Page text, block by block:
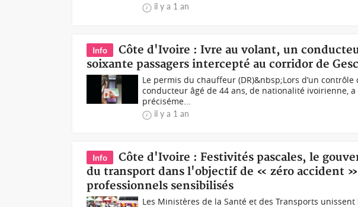
il y a 1 an
Info
Côte d'Ivoire : Ivre au volant, un
soixante passagers intercepté au corridor de
Le permis du chauffeur (DR)&nbsp;Lors d’un
conducteur âgé de 44 ans, de nationalité ivoirienne,
préciséme...
il y a 1 an
Info
Côte d'Ivoire : Festivités pascales, le
du transport dans l'objectif de « zéro accident
professionnels sensibilisés
Les Ministères de la Santé et des Transports